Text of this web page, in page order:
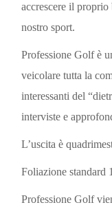
accrescere il
nostro sport.
Professione Golf è
veicolare tutta la
interessanti del
interviste e
L’uscita è
Foliazione standard
Professione Golf